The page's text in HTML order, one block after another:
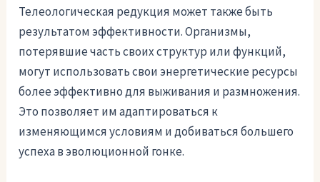
Телеологическая редукция может также быть
результатом эффективности. Организмы,
потерявшие часть своих структур или функций,
могут использовать свои энергетические ресурсы
более эффективно для выживания и размножения.
Это позволяет им адаптироваться к
изменяющимся условиям и добиваться большего
успеха в эволюционной гонке.